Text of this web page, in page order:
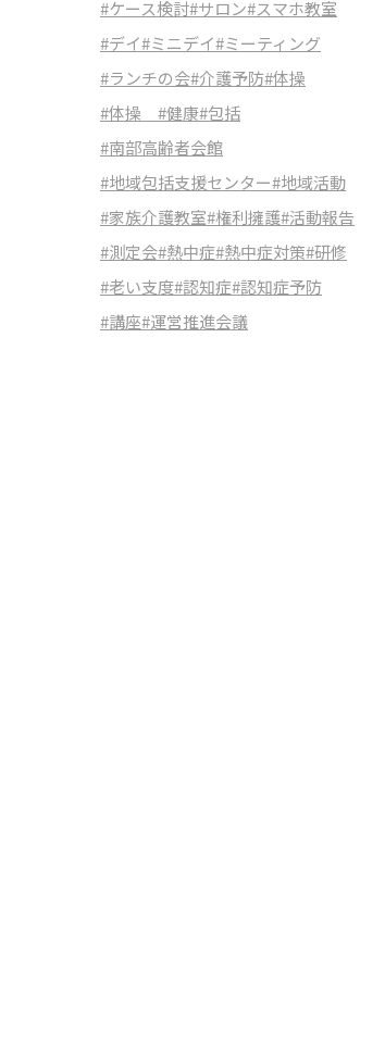
#ケース検討#サロン#スマホ教室
#デイ#ミニデイ#ミーティング
#ランチの会#介護予防#体操
#体操 #健康#包括
#南部高齢者会館
#地域包括支援センター#地域活動
#家族介護教室#権利擁護#活動報告
#測定会#熱中症#熱中症対策#研修
#老い支度#認知症#認知症予防
#講座#運営推進会議